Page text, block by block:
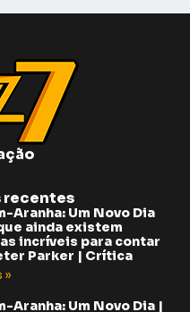
recentes
Aranha: Um Novo Dia
ainda existem
incríveis para contar
Parker | Crítica
»
Aranha: Um Novo Dia |